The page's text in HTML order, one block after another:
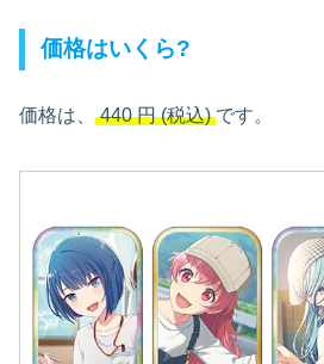
価格はいくら?
価格は、 440円(税込) です。